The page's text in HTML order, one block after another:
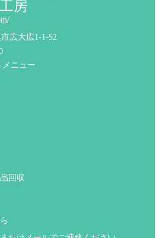
房
広大広1-1-52
メニュー
回収